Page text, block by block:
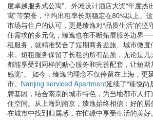
度卓越服务式公寓”、外滩设计酒店大奖“年度杰
寓”等荣誉，平均出租率长期稳定在80%以上。
市场与住户的认可，更是臻逸对“品质生活”的坚
住需求的多元化，臻逸也在不断拓展服务边界
租服务，就精准契合了短期商务差旅、城市微
求。短租服务保留了长租的所有品质，无论是
都能享受到同样的贴心服务和完善配套，让短期
感觉”。 如今，臻逸的理念不仅停留在上海，更
市。 Nanjing serviced Apartment延续了“臻悦尚
牌基因，结合南京的城市特色，为当地都市人
住空间。从上海到南京，臻逸始终相信：好的
在城市中找到归属感，在忙碌中享受生活的美好。